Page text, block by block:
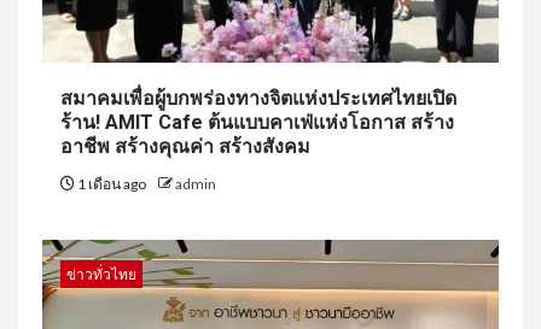
สมาคมเพื่อผู้บกพร่องทางจิตแห่งประเทศไทยเปิด
ร้าน! AMIT Cafe ต้นแบบคาเฟ่แห่งโอกาส สร้าง
อาชีพ สร้างคุณค่า สร้างสังคม
1 เดือน ago admin
ข่าวทั่วไทย